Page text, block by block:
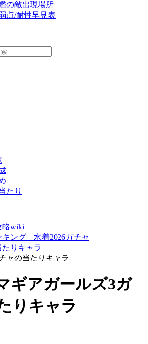
の敵出現場所
点/耐性早見表
たり
略wiki
ング｜水着2026ガチャ
たりキャラ
ャの当たりキャラ
ギアガールズ3ガ
りキャラ